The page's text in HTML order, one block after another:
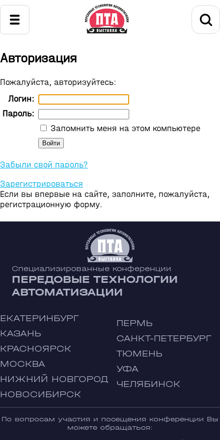
Авторизация
Пожалуйста, авторизуйтесь:
Логин:
Пароль:
Запомнить меня на этом компьютере
Забыли свой пароль?
Зарегистрироваться
Если вы впервые на сайте, заполните, пожалуйста,
регистрационную форму.
Специализированные конференции
ПЕРЕДОВЫЕ ТЕХНОЛОГИИ
АВТОМАТИЗАЦИИ
ЕКАТЕРИНБУРГ
КАЗАНЬ
КРАСНОЯРСК
МОСКВА
НИЖНИЙ НОВГОРОД
НОВОСИБИРСК
ПЕРМЬ
САНКТ-ПЕТЕРБУРГ
ТЮМЕНЬ
УФА
ЧЕЛЯБИНСК
По вопросам участия и посещения конференции Вы
можете обращаться: